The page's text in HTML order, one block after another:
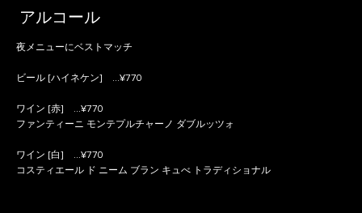
アルコール
夜メニューにベストマッチ
ビール [ハイネケン] ...¥770
ワイン [赤] ...¥770
ファンティーニ モンテプルチャーノ ダブルッツォ
ワイン [白] ...¥770
コスティエール ド ニーム ブラン キュべ トラディショナル